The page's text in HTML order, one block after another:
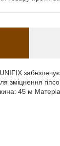
зміцнення
45 м